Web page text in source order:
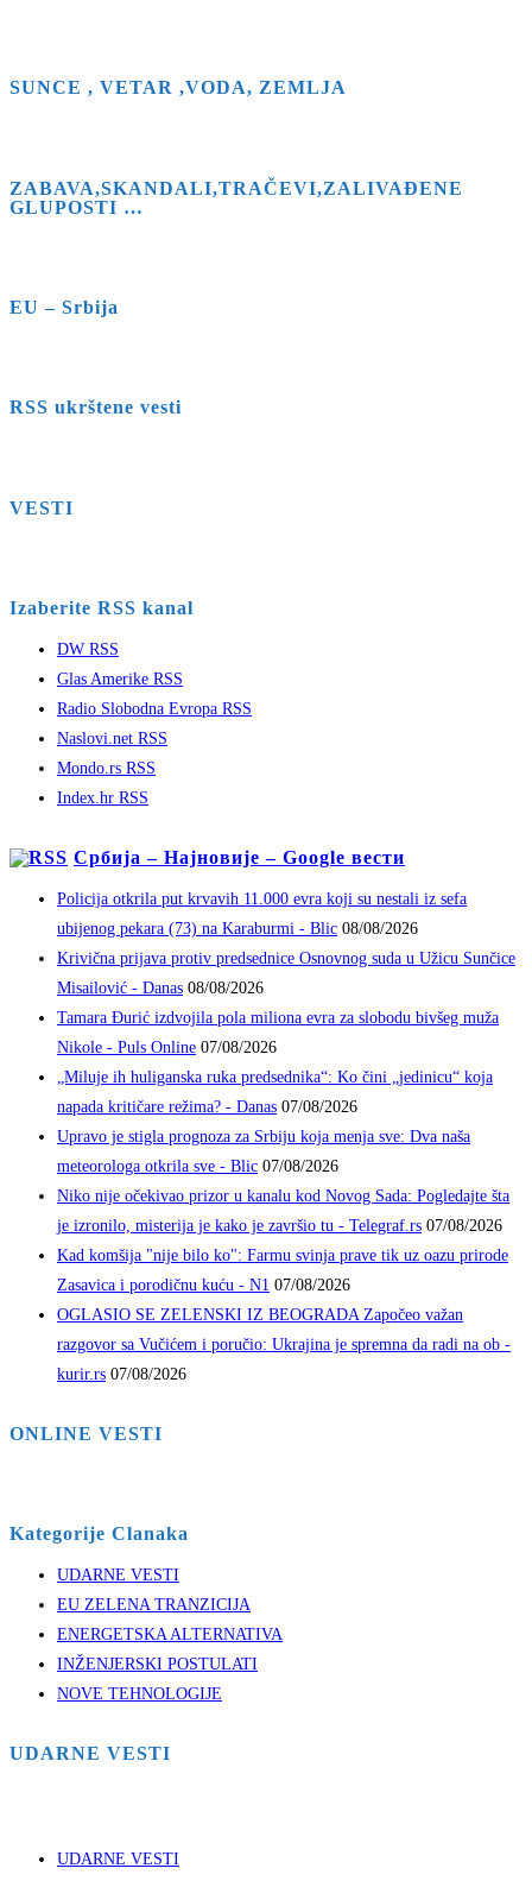
SUNCE , VETAR ,VODA, ZEMLJA
ZABAVA,SKANDALI,TRAČEVI,ZALIVAĐENE
GLUPOSTI …
EU – Srbija
RSS ukrštene vesti
VESTI
Izaberite RSS kanal
DW RSS
Glas Amerike RSS
Radio Slobodna Evropa RSS
Naslovi.net RSS
Mondo.rs RSS
Index.hr RSS
Србија – Најновије – Google вести
Policija otkrila put krvavih 11.000 evra koji su nestali iz sefa
ubijenog pekara (73) na Karaburmi - Blic 08/08/2026
Krivična prijava protiv predsednice Osnovnog suda u Užicu Sunčice
Misailović - Danas 08/08/2026
Tamara Đurić izdvojila pola miliona evra za slobodu bivšeg muža
Nikole - Puls Online 07/08/2026
„Miluje ih huliganska ruka predsednika“: Ko čini „jedinicu“ koja
napada kritičare režima? - Danas 07/08/2026
Upravo je stigla prognoza za Srbiju koja menja sve: Dva naša
meteorologa otkrila sve - Blic 07/08/2026
Niko nije očekivao prizor u kanalu kod Novog Sada: Pogledajte šta
je izronilo, misterija je kako je završio tu - Telegraf.rs 07/08/2026
Kad komšija "nije bilo ko": Farmu svinja prave tik uz oazu prirode
Zasavica i porodičnu kuću - N1 07/08/2026
OGLASIO SE ZELENSKI IZ BEOGRADA Započeo važan
razgovor sa Vučićem i poručio: Ukrajina je spremna da radi na ob -
kurir.rs 07/08/2026
ONLINE VESTI
Kategorije Clanaka
UDARNE VESTI
EU ZELENA TRANZICIJA
ENERGETSKA ALTERNATIVA
INŽENJERSKI POSTULATI
NOVE TEHNOLOGIJE
UDARNE VESTI
UDARNE VESTI